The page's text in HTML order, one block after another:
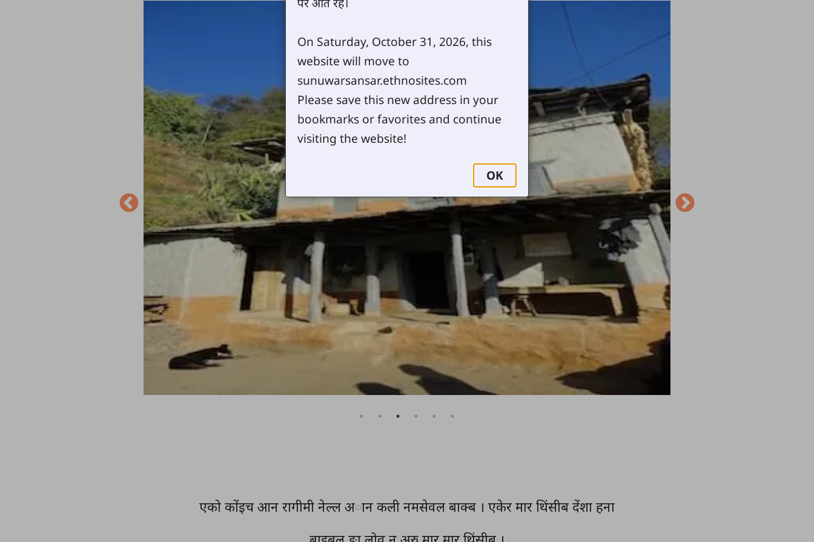
एको कोंइच आन रागीमी नेल्ल अान कली नमसेवल बाक्ब । एकेर मार थिंसीब देंशा हना
On Saturday, October 31, 2026, this
website will move to
sunuwarsansar.ethnosites.com
Please save this new address in your
bookmarks or favorites and continue
visiting the website!
OK